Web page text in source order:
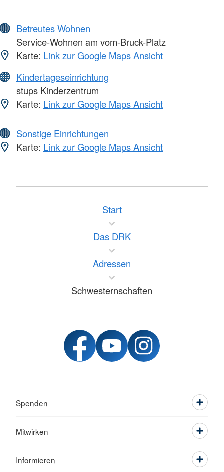
Betreutes Wohnen
Service-Wohnen am vom-Bruck-Platz
Karte: Link zur Google Maps Ansicht
Kindertageseinrichtung
stups Kinderzentrum
Karte: Link zur Google Maps Ansicht
Sonstige Einrichtungen
Karte: Link zur Google Maps Ansicht
Start
Das DRK
Adressen
Schwesternschaften
Spenden
Mitwirken
Informieren